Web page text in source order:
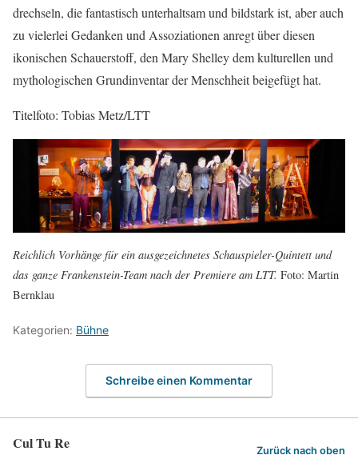
drechseln, die fantastisch unterhaltsam und bildstark ist, aber auch
zu vielerlei Gedanken und Assoziationen anregt über diesen
ikonischen Schauerstoff, den Mary Shelley dem kulturellen und
mythologischen Grundinventar der Menschheit beigefügt hat.
Titelfoto: Tobias Metz/LTT
Reichlich Vorhänge für ein ausgezeichnetes Schauspieler-Quintett und
das ganze Frankenstein-Team nach der Premiere am LTT. Foto: Martin
Bernklau
Kategorien: Bühne
Schreibe einen Kommentar
Cul Tu Re Zurück nach oben